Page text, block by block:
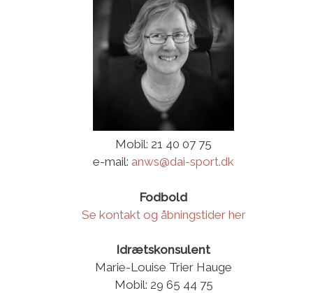
Mobil: 21 40 07 75
e-mail: anws@dai-sport.dk
Fodbold
Se kontakt og åbningstider her
Idrætskonsulent
Marie-Louise Trier Hauge
Mobil: 29 65 44 75